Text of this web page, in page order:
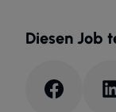
Diesen Job